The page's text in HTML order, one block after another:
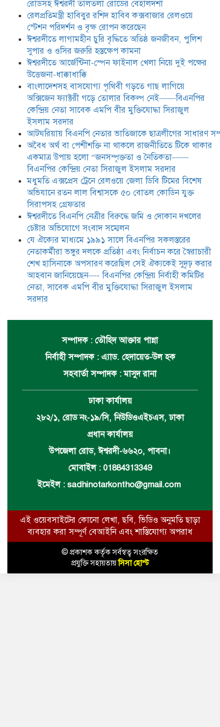
মধুমতি এক্সপ্রেস ট্রেনে রেলওয়ে জেলা
ডিবি টিমের বিশেষ অভিযানে রতন লাল
বিশ্বাসকে ৫০ বোতল কোডিন যুক্ত
সিরাপসহ গ্রেফতার
ঈশ্বরদীতে বিএনপি নেত্রীর বিরুদ্ধে জমি ও
দোকান দখলের চেষ্টার অভিযোগে সংবাদ
সম্মেলন
যে ঐক্যের মাধ্যমে ১৯৯১ সালে
বিএনপির সকলস্তরের নেতাকর্মীরা ভঙ্গুর
দলকে প্রতিষ্ঠা এবং নির্বাচন করে
স্বৈরাচারী শেখ হাসিনাকে অপসারণ
করেছিল সেই ঐক্যকেই সুদৃঢ় করার
আহবান জানিয়েছেন—- বিএনপির কেন্দ্রিয় নির্বাহী কমিটির নেতা,
সাবেক এমপি বীর মুক্তিযোদ্ধা সিরাজুল ইসলাম সরদার
রোডসহ ঈশ্বরদী তালতলা রোডের বেহালদশা
রেলপ্রতিমন্ত্রী হাবিবুর রশিদ হাবিব কক্সবাজার রেলওয়ে
স্টেশন পরিদর্শন ও বৃক্ষ রোপন করেছেন
ঈশ্বরদীতে লাগামহীন চুরি বৃদ্ধিতে অতিষ্ঠ জনজীবন, পুলিশ
সুপার ও ওসির জরুরি হস্তক্ষেপ কামনা ​
ঈশ্বরদীতে আর্জেন্টিনা-স্পেন ফাইনাল খেলা নিয়ে দুই পক্ষের
উত্তেজনা-ধাক্কাধাক্কি
বাংলাদেশসহ বাসযোগ্য পৃথিবী গড়তে গাছ লাগিয়ে
অক্সিজেন ফ্যাক্টরী গড়ে তোলার বিকল্প নেই——বিএনপির
কেন্দ্রিয় নেতা সাবেক এমপি বীর মুক্তিযোদ্ধা সিরাজুল
ইসলাম সরদার
আটঘরিয়ায় বিএনপি নেতার ভাতিজাকে ছাত্রলীগের সাধারণ
​​অবৈধ অর্থ বা পেশীশক্তি না থাকলে রাজনীতিতে টিকে থাকার
একমাত্র উপায় হলো “জনসম্পৃক্ততা ও নৈতিকতা——
বিএনপির কেন্দ্রিয় নেতা সিরাজুল ইসলাম সরদার
মধুমতি এক্সপ্রেস ট্রেনে রেলওয়ে জেলা ডিবি টিমের বিশেষ
অভিযানে রতন লাল বিশ্বাসকে ৫০ বোতল কোডিন যুক্ত
সিরাপসহ গ্রেফতার
ঈশ্বরদীতে বিএনপি নেত্রীর বিরুদ্ধে জমি ও দোকান দখলের
চেষ্টার অভিযোগে সংবাদ সম্মেলন
যে ঐক্যের মাধ্যমে ১৯৯১ সালে বিএনপির সকলস্তরের
নেতাকর্মীরা ভঙ্গুর দলকে প্রতিষ্ঠা এবং নির্বাচন করে স্বৈরাচারী
শেখ হাসিনাকে অপসারণ করেছিল সেই ঐক্যকেই সুদৃঢ় করার
আহবান জানিয়েছেন—- বিএনপির কেন্দ্রিয় নির্বাহী কমিটির
নেতা, সাবেক এমপি বীর মুক্তিযোদ্ধা সিরাজুল ইসলাম
সরদার
সম্পাদক : তৌহিদ আক্তার পান্না
নির্বাহী সম্পাদক : এ্যাড. হেদায়েত-উল হক
সহবার্তা সম্পাদক : মাসুদ রানা
ঢাকা কার্যালয়
২৮২/১, রোড নং-১৯/সি, নিউডিওএইচএস, ঢাকা
প্রধান কার্যালয়
উপজেলা রোড, ঈশ্বরদী-৬৬২০, পাবনা।
মোবাইল : 01884313349
ইমেইল : sadhinotarkontho@gmail.com
এই ওয়েবসাইটের কোনো লেখা, ছবি, ভিডিও অনুমতি ছাড়া
ব্যবহার করা সম্পূর্ণ বেআইনি এবং শাস্তিযোগ্য অপরাধ
© প্রকাশক কর্তৃক সর্বস্বত্ব সংরক্ষিত
প্রযুক্তি সহায়তায়সিসা হোস্ট